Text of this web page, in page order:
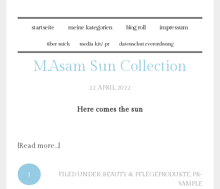
startseite meine kategorien blog roll impressum
über mich media kit/ pr datenschutzverordnung
M.Asam Sun Collection
22. APRIL 2022
Here comes the sun
[Read more…]
1 FILED UNDER: BEAUTY & PFLEGEPRODUKTE, PR-
SAMPLE